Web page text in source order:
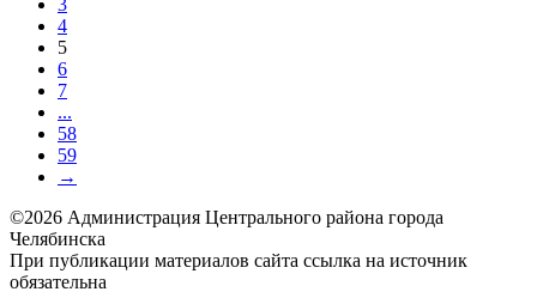
3
4
5
6
7
...
58
59
→
©2026 Администрация Центрального района города
Челябинска
При публикации материалов сайта ссылка на источник
обязательна